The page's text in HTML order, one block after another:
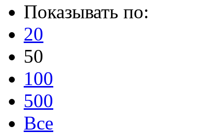
Показывать по:
20
50
100
500
Все